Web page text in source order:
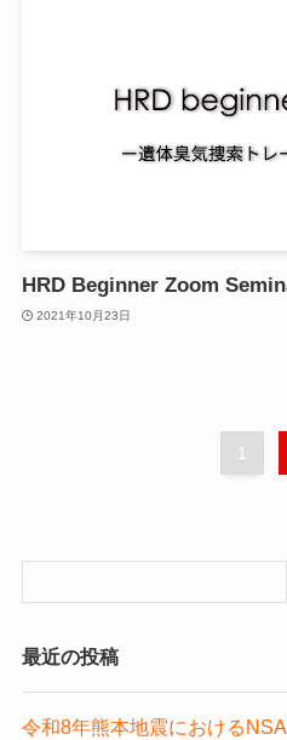
HRD Beginner Zoom
2021年10月23日
1
最近の投稿
令和8年熊本地震における